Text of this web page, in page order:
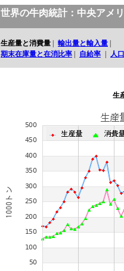
世界の牛肉統計：中央アメ
生産量と消費量 輸出量と輸入量
期末在庫量と在消比率
自給率 人口
生